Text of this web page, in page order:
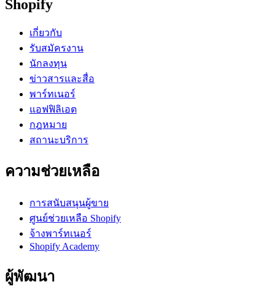
Shopify
เกี่ยวกับ
รับสมัครงาน
นักลงทุน
ข่าวสารและสื่อ
พาร์ทเนอร์
แอฟฟิลิเอต
กฎหมาย
สถานะบริการ
ความช่วยเหลือ
การสนับสนุนผู้ขาย
ศูนย์ช่วยเหลือ Shopify
จ้างพาร์ทเนอร์
Shopify Academy
ผู้พัฒนา